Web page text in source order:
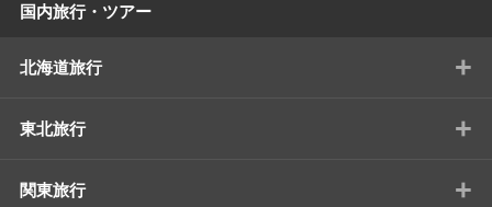
国内旅行・ツアー
北海道旅行 +
東北旅行 +
関東旅行 +